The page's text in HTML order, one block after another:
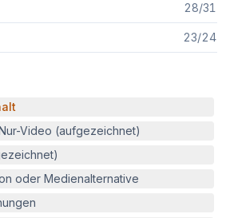
28/31
23/24
Video (aufgezeichnet)
oder Medienalternative